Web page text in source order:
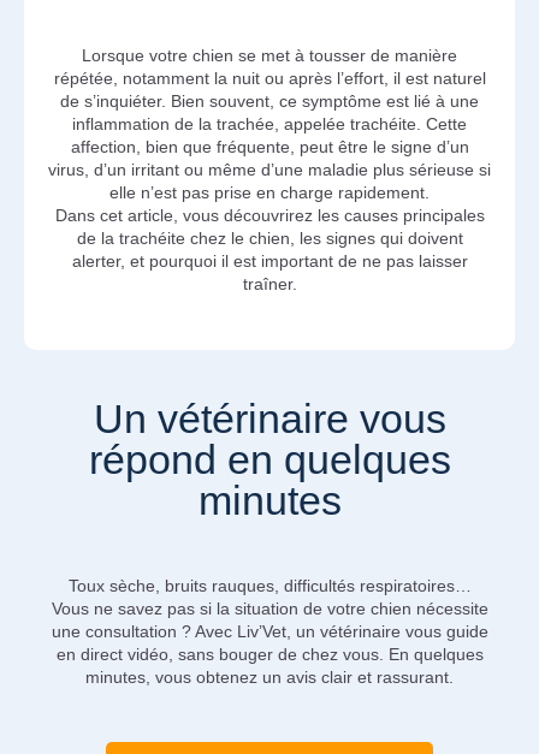
Lorsque votre chien se met à tousser de manière
répétée, notamment la nuit ou après l’effort, il est naturel
de s’inquiéter. Bien souvent, ce symptôme est lié à une
inflammation de la trachée, appelée trachéite. Cette
affection, bien que fréquente, peut être le signe d’un
virus, d’un irritant ou même d’une maladie plus sérieuse si
elle n’est pas prise en charge rapidement.
Dans cet article, vous découvrirez les causes principales
de la trachéite chez le chien, les signes qui doivent
alerter, et pourquoi il est important de ne pas laisser
traîner.
Un vétérinaire vous
répond en quelques
minutes
Toux sèche, bruits rauques, difficultés respiratoires…
Vous ne savez pas si la situation de votre chien nécessite
une consultation ? Avec Liv’Vet, un vétérinaire vous guide
en direct vidéo, sans bouger de chez vous. En quelques
minutes, vous obtenez un avis clair et rassurant.